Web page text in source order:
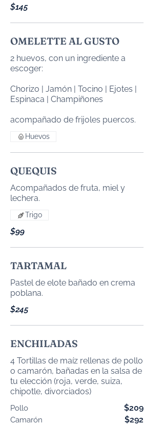
$145
OMELETTE AL GUSTO
2 huevos, con un ingrediente a
escoger:
Chorizo | Jamón | Tocino | Ejotes |
Espinaca | Champiñones
acompañado de frijoles puercos.
Huevos
QUEQUIS
Acompañados de fruta, miel y
lechera.
$99
Trigo
TARTAMAL
Pastel de elote bañado en crema
poblana.
$245
ENCHILADAS
4 Tortillas de maíz rellenas de pollo
o camarón, bañadas en la salsa de
tu elección (roja, verde, suiza,
chipotle, divorciados)
Pollo $209
Camarón $292